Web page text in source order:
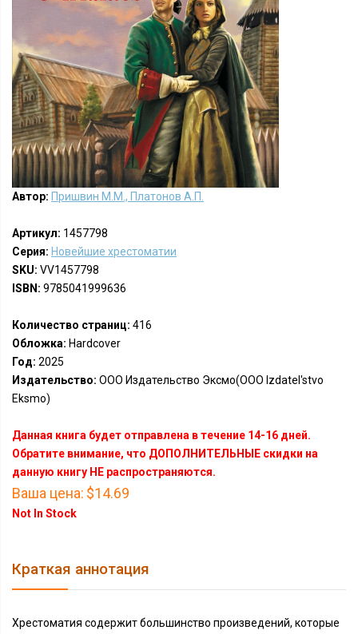
Автор: Пришвин М.М., Платонов А.П.
Артикул: 1457798
Серия: Новейшие хрестоматии
SKU: VV1457798
ISBN: 9785041999636
Количество страниц: 416
Обложка: Hardcover
Год: 2025
Издательство: ООО Издательство Эксмо(OOO Izdatel'stvo
Eksmo)
Данная книга будет отправлена в течение 14-16 дней.
Обратите внимание, что ДОПОЛНИТЕЛЬНЫЕ скидки на
данную книгу НЕ распространяются.
Ваша цена: $14.69
Not In Stock
Краткая аннотация
Хрестоматия содержит большинство произведений, которые